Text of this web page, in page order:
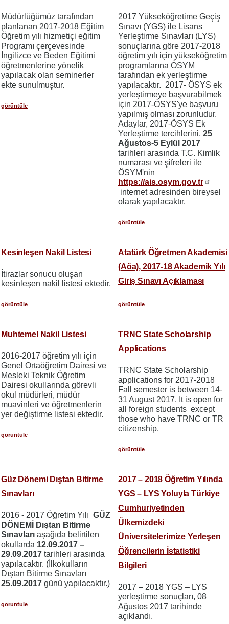
Müdürlüğümüz tarafından
planlanan 2017-2018 Eğitim
Öğretim yılı hizmetiçi eğitim
Programı çerçevesinde
İngilizce ve Beden Eğitimi
öğretmenlerine yönelik
yapılacak olan seminerler
ekte sunulmuştur.
görüntüle
2017 Yükseköğretime Geçiş
Sınavı (YGS) ile Lisans
Yerleştirme Sınavları (LYS)
sonuçlarına göre 2017-2018
öğretim yılı için yükseköğretim
programlarına ÖSYM
tarafından ek yerleştirme
yapılacaktır. 2017- ÖSYS ek
yerleştirmeye başvurabilmek
için 2017-ÖSYS'ye başvuru
yapılmış olması zorunludur.
Adaylar, 2017-ÖSYS Ek
Yerleştirme tercihlerini, 25
Ağustos-5 Eylül 2017
tarihleri arasında T.C. Kimlik
numarası ve şifreleri ile
ÖSYM'nin
https://ais.osym.gov.tr
internet adresinden bireysel
olarak yapılacaktır.
görüntüle
Kesinleşen Nakil Listesi
İtirazlar sonucu oluşan
kesinleşen nakil listesi ektedir.
görüntüle
Atatürk Öğretmen Akademisi
(Aöa), 2017-18 Akademik Yılı
Giriş Sınavı Açıklaması
görüntüle
Muhtemel Nakil Listesi
2016-2017 öğretim yılı için
Genel Ortaöğretim Dairesi ve
Mesleki Teknik Öğretim
Dairesi okullarında görevli
okul müdürleri, müdür
muavinleri ve öğretmenlerin
yer değiştirme listesi ektedir.
görüntüle
TRNC State Scholarship
Applications
TRNC State Scholarship
applications for 2017-2018
Fall semester is between 14-
31 August 2017. It is open for
all foreign students except
those who have TRNC or TR
citizenship.
görüntüle
Güz Dönemi Dıştan Bitirme
Sınavları
2016 - 2017 Öğretim Yılı GÜZ
DÖNEMİ Dıştan Bitirme
Sınavları aşağıda belirtilen
okullarda 12.09.2017 –
29.09.2017 tarihleri arasında
yapılacaktır. (İlkokulların
Dıştan Bitirme Sınavları
25.09.2017 günü yapılacaktır.)
görüntüle
2017 – 2018 Öğretim Yılında
YGS – LYS Yoluyla Türkiye
Cumhuriyetinden
Ülkemizdeki
Üniversitelerimize Yerleşen
Öğrencilerin İstatistiki
Bilgileri
2017 – 2018 YGS – LYS
yerleştirme sonuçları, 08
Ağustos 2017 tarihinde
açıklandı.